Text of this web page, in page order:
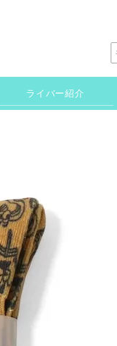
ライバー紹介